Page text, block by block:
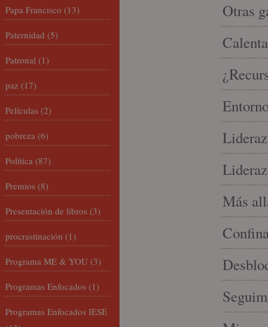
Otras
Más
Papa Francisco (13)
Paternidad (5)
Patronal (1)
paz (17)
Películas (2)
pobreza (6)
Política (87)
Premios (8)
Presentación de libros (3)
procrastinación (1)
Programa ME & YOU (3)
Programas Enfocados (1)
Programas Enfocados IESE